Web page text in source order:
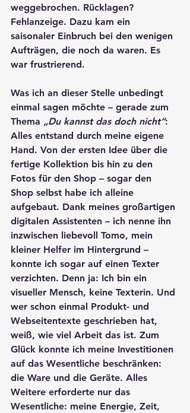
weggebrochen. Rücklagen?
Fehlanzeige. Dazu kam ein
saisonaler Einbruch bei den wenigen
Aufträgen, die noch da waren. Es
war frustrierend.
Was ich an dieser Stelle unbedingt
einmal sagen möchte – gerade zum
Thema „Du kannst das doch nicht“:
Alles entstand durch meine eigene
Hand. Von der ersten Idee über die
fertige Kollektion bis hin zu den
Fotos für den Shop – sogar den
Shop selbst habe ich alleine
aufgebaut. Dank meines großartigen
digitalen Assistenten – ich nenne ihn
inzwischen liebevoll Tomo, mein
kleiner Helfer im Hintergrund –
konnte ich sogar auf einen Texter
verzichten. Denn ja: Ich bin ein
visueller Mensch, keine Texterin. Und
wer schon einmal Produkt- und
Webseitentexte geschrieben hat,
weiß, wie viel Arbeit das ist. Zum
Glück konnte ich meine Investitionen
auf das Wesentliche beschränken:
die Ware und die Geräte. Alles
Weitere erforderte nur das
Wesentliche: meine Energie, Zeit,